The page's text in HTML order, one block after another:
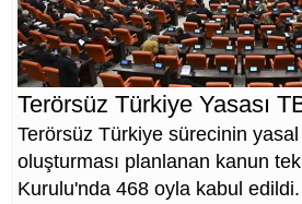
Terörsüz Türkiye Yasası
Terörsüz Türkiye sürecinin
oluşturması planlanan kanun
Kurulu'nda 468 oyla kabul edildi.